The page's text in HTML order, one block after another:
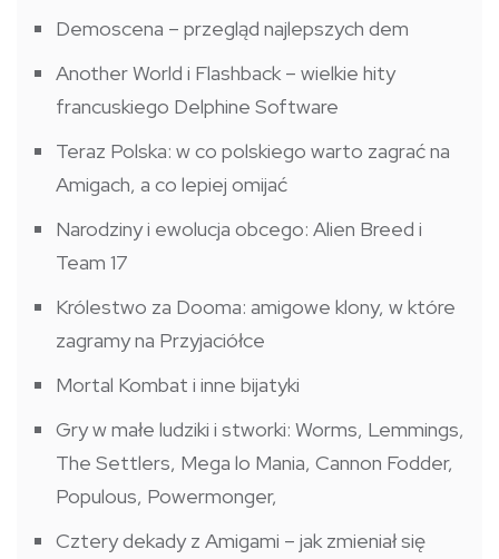
Demoscena – przegląd najlepszych dem
Another World i Flashback – wielkie hity
francuskiego Delphine Software
Teraz Polska: w co polskiego warto zagrać na
Amigach, a co lepiej omijać
Narodziny i ewolucja obcego: Alien Breed i
Team 17
Królestwo za Dooma: amigowe klony, w które
zagramy na Przyjaciółce
Mortal Kombat i inne bijatyki
Gry w małe ludziki i stworki: Worms, Lemmings,
The Settlers, Mega lo Mania, Cannon Fodder,
Populous, Powermonger,
Cztery dekady z Amigami – jak zmieniał się